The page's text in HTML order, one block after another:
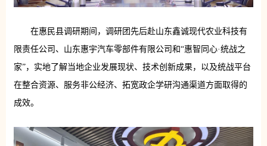
在惠民县调研期间，调研团先后赴山东鑫诚现代农业科技有
限责任公司、山东惠宇汽车零部件有限公司和“惠智同心·统战之
家”，实地了解当地企业发展现状、技术创新成果，以及统战平台
在整合资源、服务非公经济、拓宽政企学研沟通渠道方面取得的
成效。